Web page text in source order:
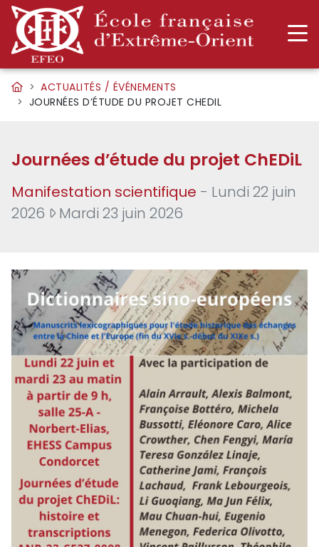
ACTUALITÉS / ÉVÉNEMENTS
JOURNÉES D’ÉTUDE DU PROJET CHEDIL
Journées d’étude du projet ChEDiL
Manifestation scientifique - Lundi 22 juin
2026
Mardi 23 juin 2026